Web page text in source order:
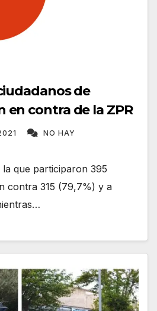
de
en contra de la ZPR
NO HAY
que participaron 395
contra 315 (79,7%) y a